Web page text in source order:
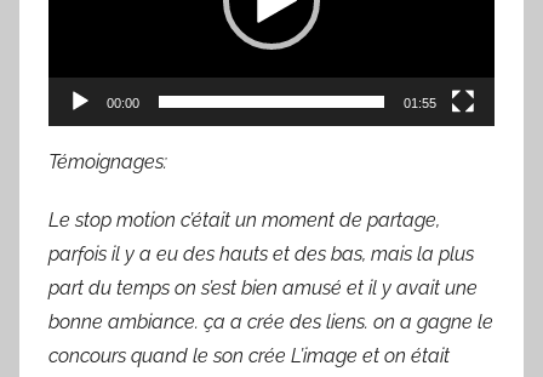
00:00 01:55
Témoignages:
Le stop motion c’était un moment de partage,
parfois il y a eu des hauts et des bas, mais la plus
part du temps on s’est bien amusé et il y avait une
bonne ambiance. ça a crée des liens. on a gagne le
concours quand le son crée L’image et on était